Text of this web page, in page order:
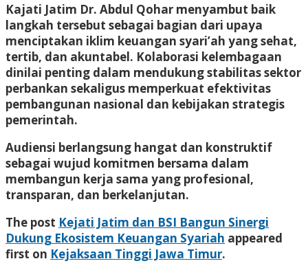
Kajati Jatim Dr. Abdul Qohar menyambut baik
langkah tersebut sebagai bagian dari upaya
menciptakan iklim keuangan syari’ah yang sehat,
tertib, dan akuntabel. Kolaborasi kelembagaan
dinilai penting dalam mendukung stabilitas sektor
perbankan sekaligus memperkuat efektivitas
pembangunan nasional dan kebijakan strategis
pemerintah.
Audiensi berlangsung hangat dan konstruktif
sebagai wujud komitmen bersama dalam
membangun kerja sama yang profesional,
transparan, dan berkelanjutan.
The post Kejati Jatim dan BSI Bangun Sinergi
Dukung Ekosistem Keuangan Syariah appeared
first on Kejaksaan Tinggi Jawa Timur.